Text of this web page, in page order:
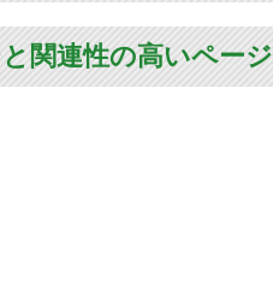
関連性の高いページ